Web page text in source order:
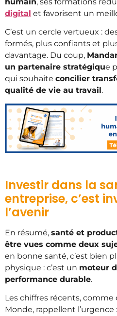
digital et favorisent un
C’est un cercle vertueux :
formés, plus confiants et
davantage. Du coup,
un partenaire stratégique
qui souhaite concilier
qualité de vie au travail.
Investir dans la
entreprise, c’est
l’avenir
En résumé, santé et
être vues comme deux
en bonne santé, c’est bien
physique : c’est un moteur
performance durable.
Les chiffres récents, comme
Monde, rappellent l’urgence